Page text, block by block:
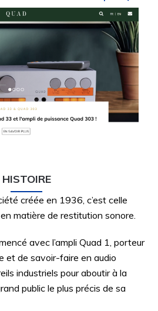
HISTOIRE
créée en 1936, c’est celle
matière de restitution sonore.
avec l’ampli Quad 1, porteur
et de savoir-faire en audio
industriels pour aboutir à la
public le plus précis de sa